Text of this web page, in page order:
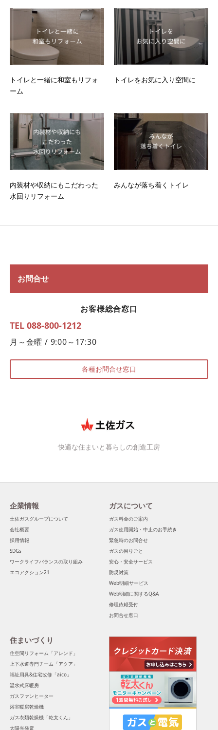
トイレと一緒に和室もリフォ
ーム
トイレをお気に入り空間に
内装材や収納にもこだわった
水回りリフォーム
みんなが落ち着くトイレ
お問合せ
お客様総合窓口
TEL 088-800-1212
月～金曜 / 9:00～17:30
各種お問合せ窓口
快適な住まいと暮らしの創造工房
企業情報
土佐ガスグループについて
会社概要
採用情報
SDGs
ワークライフバランスの取り組み
エコアクション21
ガスについて
ガス料金のご案内
ガス使用開始・中止のお手続き
緊急時のお問合せ
ガスの困りごと
安心・安全サービス
防災対策
Web明細サービス
Web明細に関するQ&A
修理依頼受付
お問合せ窓口
住まいづくり
住空間リフォーム「アレンド」
上下水道専門チーム「アクア」
福祉用具&住宅改修「aico」
温水式床暖房
ガスファンヒーター
浴室暖房乾燥機
ガス衣類乾燥機「乾太くん」
太陽光発電